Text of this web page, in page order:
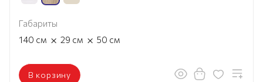
Габариты
140 см × 29 см × 50 см
В корзину